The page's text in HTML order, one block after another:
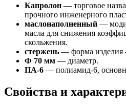
Капролон — торговое
прочного инженерного
маслонаполненный —
масла для снижения
скольжения.
стержень — форма изделия
Ф 70 мм — диаметр.
ПА-6 — полиамид-6,
Свойства и